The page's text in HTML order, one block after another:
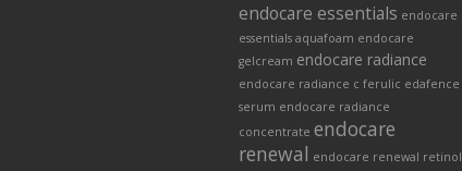
endocare essentials endocare
essentials aquafoam endocare
gelcream endocare radiance
endocare radiance c ferulic edafence
serum endocare radiance
concentrate endocare
renewal endocare renewal retinol